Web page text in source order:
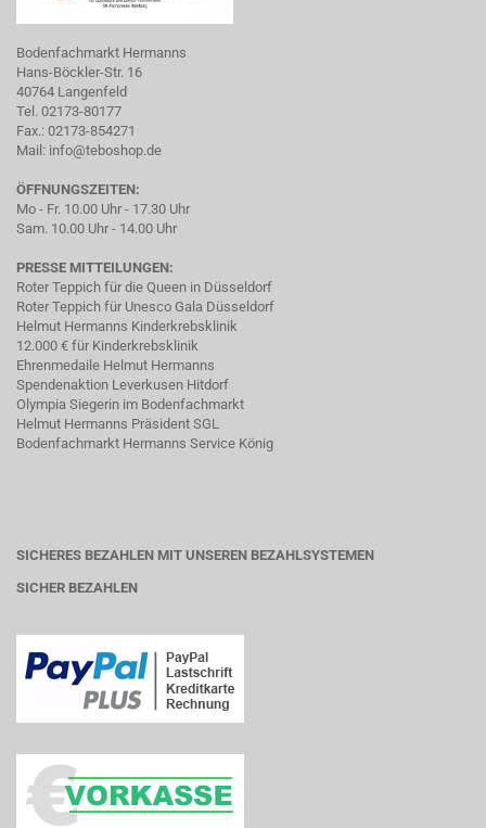
Bodenfachmarkt Hermanns
Hans-Böckler-Str. 16
40764 Langenfeld
Tel. 02173-80177
Fax.: 02173-854271
Mail: info@teboshop.de
ÖFFNUNGSZEITEN:
Mo - Fr. 10.00 Uhr - 17.30 Uhr
Sam. 10.00 Uhr - 14.00 Uhr
PRESSE MITTEILUNGEN:
Roter Teppich für die Queen in Düsseldorf
Roter Teppich für Unesco Gala Düsseldorf
Helmut Hermanns Kinderkrebsklinik
12.000 € für Kinderkrebsklinik
Ehrenmedaile Helmut Hermanns
Spendenaktion Leverkusen Hitdorf
Olympia Siegerin im Bodenfachmarkt
Helmut Hermanns Präsident SGL
Bodenfachmarkt Hermanns Service König
SICHERES BEZAHLEN MIT UNSEREN BEZAHLSYSTEMEN
SICHER BEZAHLEN